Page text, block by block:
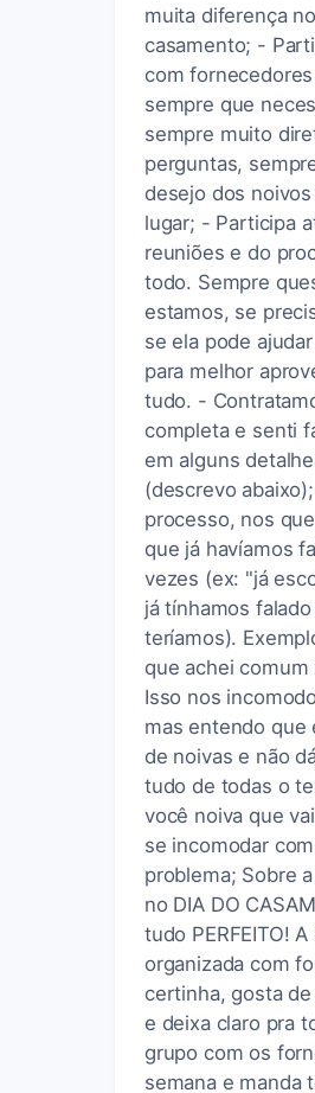
muita diferença
casamento; -
com
sempre que
sempre muito
perguntas,
desejo dos
lugar; - Participa
reuniões e do
todo. Sempre
estamos, se
se ela pode
para melhor
tudo. -
completa e senti
em alguns
(descrevo
processo, nos
que já havíamos
vezes (ex: "já
já tínhamos
teríamos).
que achei
Isso nos
mas entendo que
de noivas e não
tudo de todas o
você noiva que
se incomodar
problema; Sobre
no DIA DO
tudo PERFEITO!
organizada com
certinha, gosta
e deixa claro pra
grupo com os
semana e manda